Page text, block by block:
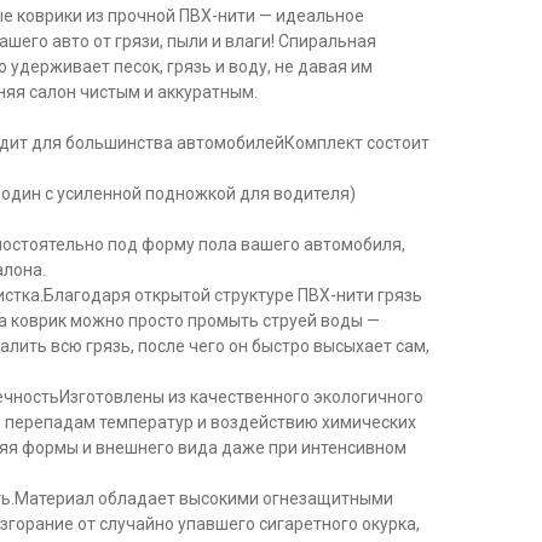
коврики из прочной ПВХ-нити — идеальное
авто от грязи, пыли и влаги! Спиральная
удерживает песок, грязь и воду, не давая им
салон чистым и аккуратным.
для большинства автомобилейКомплект состоит
с усиленной подножкой для водителя)
под форму пола вашего автомобиля,
открытой структуре ПВХ-нити грязь
коврик можно просто промыть струей воды —
всю грязь, после чего он быстро высыхает сам,
из качественного экологичного
температур и воздействию химических
формы и внешнего вида даже при интенсивном
обладает высокими огнезащитными
от случайно упавшего сигаретного окурка,